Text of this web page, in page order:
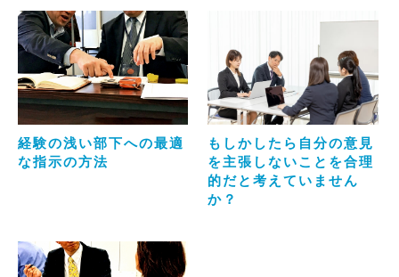
経験の浅い部下への最適
な指示の方法
もしかしたら自分の意見
を主張しないことを合理
的だと考えていません
か？